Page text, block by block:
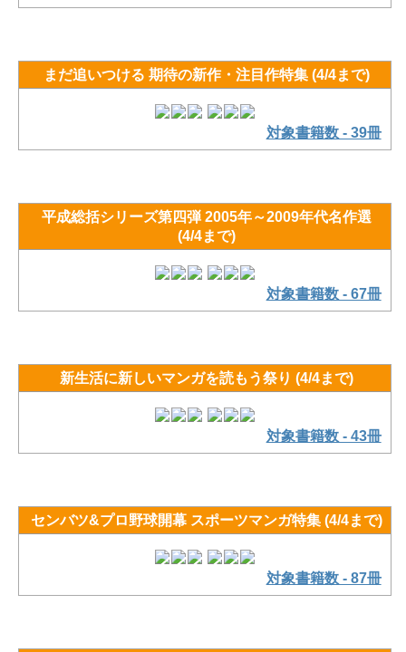
まだ追いつける 期待の新作・注目作特集 (4/4まで)
対象書籍数 - 39冊
平成総括シリーズ第四弾 2005年～2009年代名作選
(4/4まで)
対象書籍数 - 67冊
新生活に新しいマンガを読もう祭り (4/4まで)
対象書籍数 - 43冊
センバツ&プロ野球開幕 スポーツマンガ特集 (4/4まで)
対象書籍数 - 87冊